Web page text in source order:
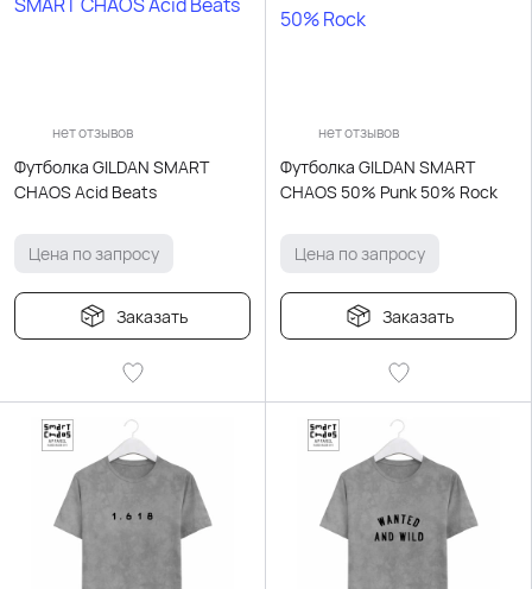
нет отзывов
Футболка GILDAN SMART
CHAOS Аcid Beats
Цена по запросу
Заказать
нет отзывов
Футболка GILDAN SMART
CHAOS 50% Punk 50% Rock
Цена по запросу
Заказать